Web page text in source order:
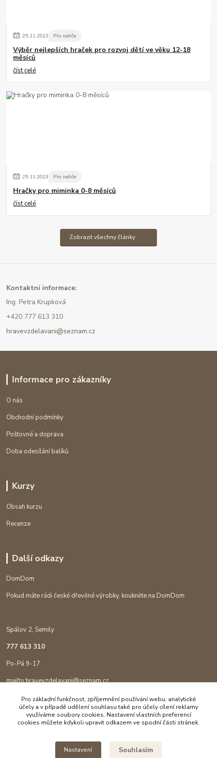
25.11.2023 Pro rodiče
Výběr nejlepších hraček pro rozvoj dětí ve věku 12-18
měsíců
číst celé
25.11.2023 Pro rodiče
Hračky pro miminka 0-8 měsíců
číst celé
Zobrazit všechny články
Kontaktní informace:
Ing. Petra Krupková
+420 777 613 310
hravevzdelavani@seznam.cz
Informace pro zákazníky
O nás
Obchodní podmínky
Poštovné a doprava
Doba odesílání balíků
Kurzy
Obsah kurzu
Recenze
Další odkazy
DomDom
Pokud máte rádi české dřevěné výrobky, koukněte na DomDom
Spálov 2, Semily
777 613 310
Po-Pá 9-17
mailto:hravevzdelavani@seznam.cz
Pro základní funkčnost, zpříjemnění používání webu, analytické
účely a v případě udělení souhlasu také pro účely cílení reklamy
využíváme soubory cookies. Nastavení vlastních preferencí
cookies můžete kdykoli upravit odkazem ve spodní části stránek.
Nastavení Souhlasím